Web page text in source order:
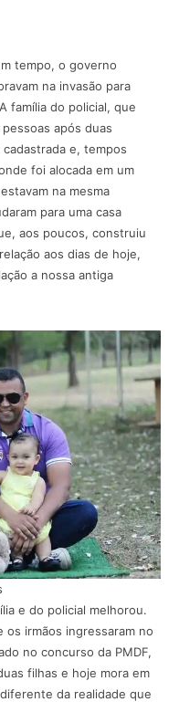
tempo, o governo
na invasão para
família do policial, que
após duas
e, tempos
foi alocada em um
na mesma
para uma casa
aos poucos, construiu
aos dias de hoje,
a nossa antiga
e do policial melhorou.
os irmãos ingressaram no
no concurso da PMDF,
filhas e hoje mora em
da realidade que